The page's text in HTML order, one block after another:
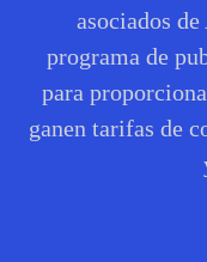
asociados
programa de
para
ganen tarifas de